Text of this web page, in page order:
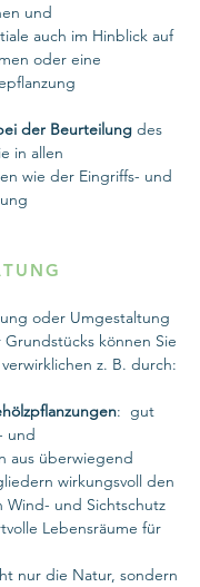
und
auch im Hinblick auf
oder eine
der Beurteilung des
in allen
wie der Eingriffs- und
oder Umgestaltung
können Sie
z. B. durch:
: gut
und
aus überwiegend
wirkungsvoll den
und Sichtschutz
Lebensräume für
nur die Natur, sondern